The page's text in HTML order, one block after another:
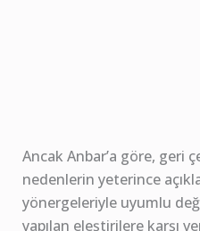
Ancak Anbar’a göre, geri
nedenlerin yeterince
yönergeleriyle uyumlu
yapılan eleştirilere karşı